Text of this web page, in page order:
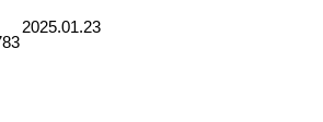
2025.01.23